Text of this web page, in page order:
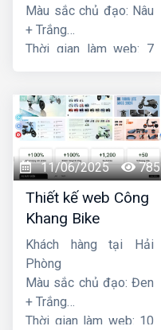
Màu sắc chủ đạo: Nâu
+ Trắng
Thời gian làm web: 7
11/06/2025 785
Thiết kế web Công
Khang Bike
Khách hàng tại Hải
Phòng
Màu sắc chủ đạo: Đen
+ Trắng
Thời gian làm web: 10